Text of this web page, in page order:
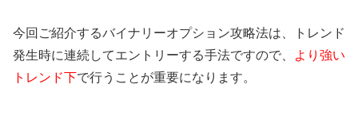
今回ご紹介するバイナリーオプション攻略法は、トレンド
発生時に連続してエントリーする手法ですので、
より強い
トレンド下で行うことが重要になります。